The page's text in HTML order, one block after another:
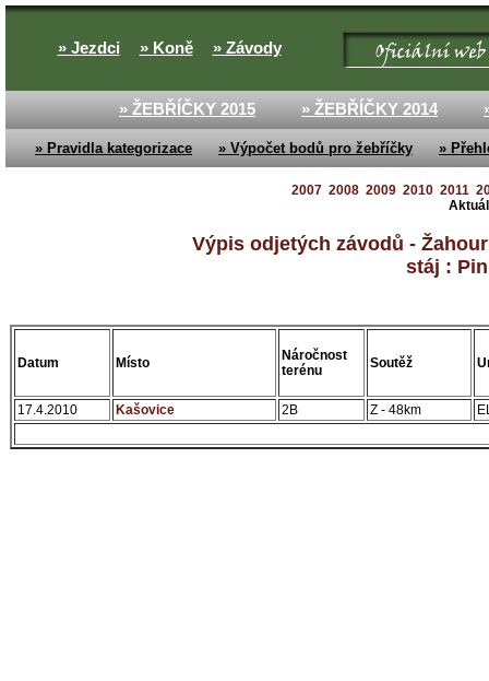
» Jezdci » Koně » Závody
» ŽEBŘÍČKY 2015 » ŽEBŘÍČKY 2014
» Pravidla kategorizace » Výpočet bodů pro žebříčky »
2007 2008 2009 2010 2011
Výpis odjetých závodů -
stáj :
Datum Místo
Náročnost
terénu
Soutěž
17.4.2010 Kašovice 2B Z - 48km